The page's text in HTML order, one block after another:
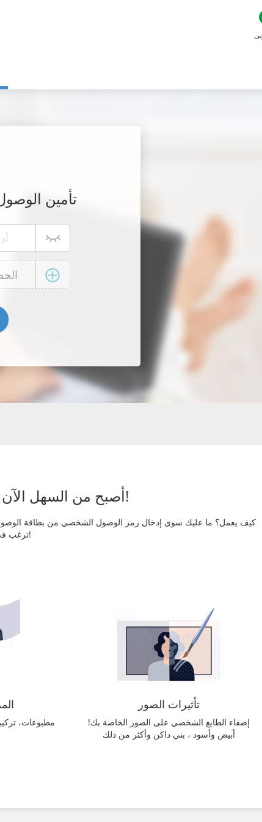
تأمين
أصبح من السهل الآن طلب صور أطفالك عبر الإنترنت!
كيف يعمل؟ ما عليك سوى إدخال رمز الوصول الشخصي من بطاقة الوصول
ترغب في طلب الصور بها. بسيطة!
مطبوعات،
تأثيرات الصور
إضفاء الطابع الشخصي على الصور الخاصة بك!
أبيض وأسود ، بني داكن وأكثر من ذلك